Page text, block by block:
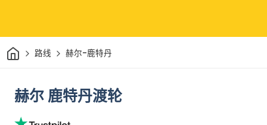
家 路线 赫尔-鹿特丹
赫尔 鹿特丹渡轮